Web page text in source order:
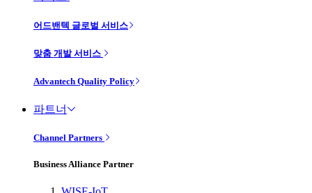
어드밴텍 글로벌 서비스
맞춤 개발 서비스
Advantech Quality Policy
파트너
Channel Partners
Business Alliance Partner